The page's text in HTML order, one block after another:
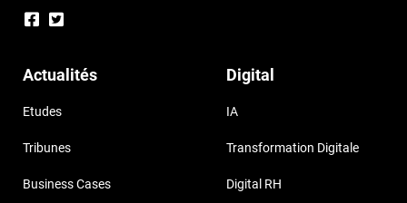
Actualités
Etudes
Tribunes
Business Cases
Digital
IA
Transformation Digitale
Digital RH